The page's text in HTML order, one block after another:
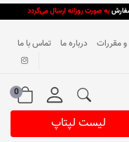
و مقررات درباره ما تماس با ما
0
لیست لپتاپ